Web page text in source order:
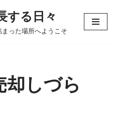
する日々
った場所へようこそ
却しづら